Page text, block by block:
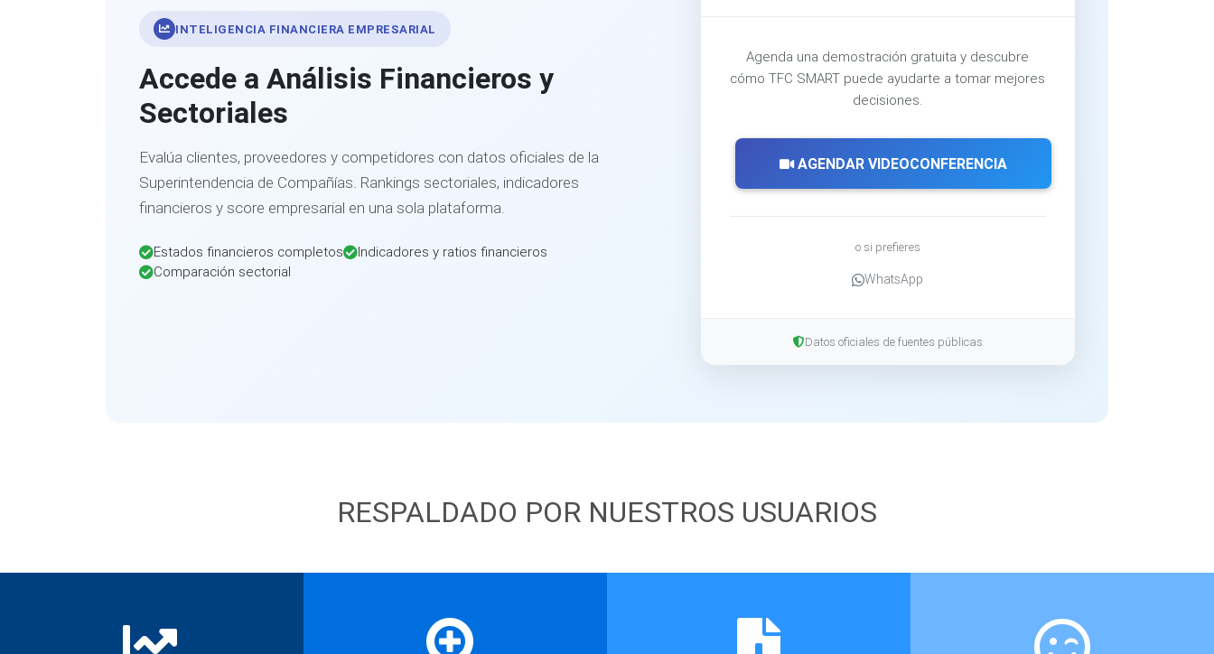
INTELIGENCIA FINANCIERA EMPRESARIAL
Accede a Análisis Financieros y
Sectoriales
Evalúa clientes, proveedores y competidores con datos oficiales de la
Superintendencia de Compañías. Rankings sectoriales, indicadores
financieros y score empresarial en una sola plataforma.
Estados financieros completos
Indicadores y ratios financieros
Comparación sectorial
Agenda una demostración gratuita y descubre
cómo TFC SMART puede ayudarte a tomar mejores
decisiones.
AGENDAR VIDEOCONFERENCIA
o si prefieres
WhatsApp
Datos oficiales de fuentes públicas
RESPALDADO POR NUESTROS USUARIOS